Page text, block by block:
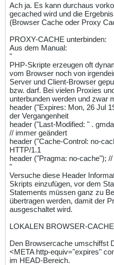
Ach ja. Es kann durchaus
gecached wird und die
(Browser Cache oder Proxy
PROXY-CACHE unterbinden:
Aus dem Manual:
"
PHP-Skripte erzeugen oft
vom Browser noch von
Server und Client-Browser
bzw. darf. Bei vielen Proxies
unterbunden werden und zwar
header ("Expires: Mon, 26 Jul
der Vergangenheit
header ("Last-Modified: " .
// immer geändert
header ("Cache-Control: no-
HTTP/1.1
header ("Pragma: no-cache");
"
Versuche diese Header
Skripts einzufügen, vor dem
Statements müssen ganz zu
übertragen werden, damit der
ausgeschaltet wird.
LOKALEN BROWSER-
Den Browsercache umschiffst
<META http-equiv="expires"
im HEAD-Bereich.